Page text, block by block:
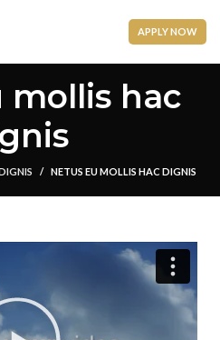
APPLY NOW
mollis hac
NETUS EU MOLLIS HAC DIGNIS